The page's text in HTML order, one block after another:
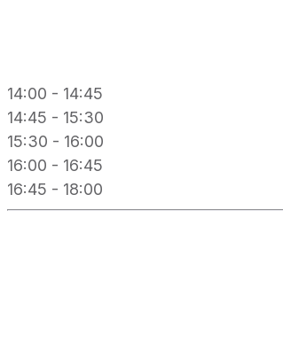
14:00 - 14:45
14:45 - 15:30
15:30 - 16:00
16:00 - 16:45
16:45 - 18:00